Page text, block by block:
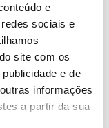
e
sociais e
site com os
e de
informações
a partir da sua
22 de
semanal, com